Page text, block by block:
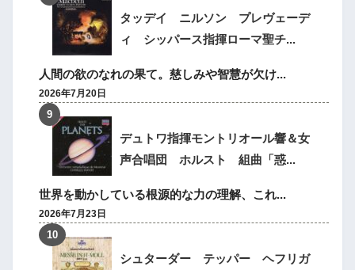
タッデイ ニルソン プレヴェーデ
ィ シッパース指揮ローマ聖チ...
人間の欲のなれの果て。慈しみや智慧が欠け...
2026年7月20日
デュトワ指揮モントリオール響＆女
声合唱団 ホルスト 組曲「惑...
世界を動かしている根源的な力の理解、これ...
2026年7月23日
シュターダー テッパー ヘフリガ